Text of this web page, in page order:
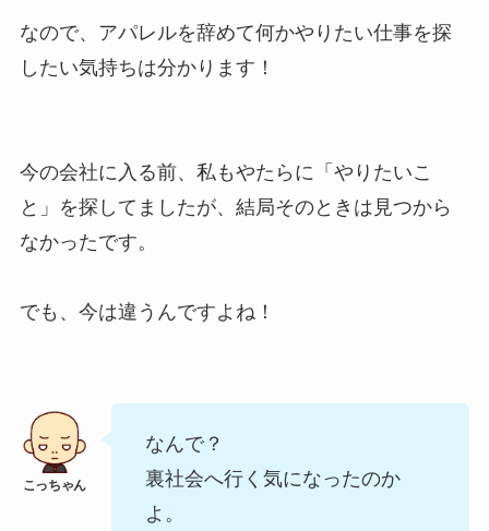
なので、アパレルを辞めて何かやりたい仕事を探
したい気持ちは分かります！
今の会社に入る前、私もやたらに「やりたいこ
と」を探してましたが、結局そのときは見つから
なかったです。
でも、今は違うんですよね！
なんで？
裏社会へ行く気になったのか
よ。